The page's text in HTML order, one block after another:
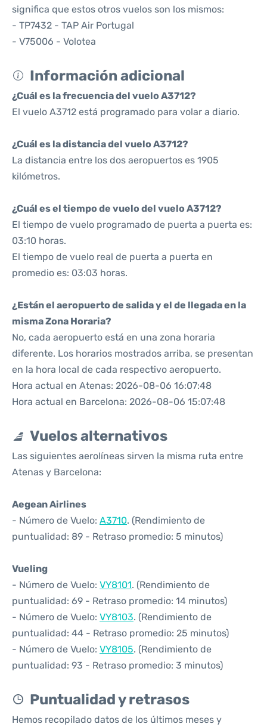
significa que estos otros vuelos son los mismos:
- TP7432 - TAP Air Portugal
- V75006 - Volotea
Información adicional
¿Cuál es la frecuencia del vuelo A3712?
El vuelo A3712 está programado para volar a diario.
¿Cuál es la distancia del vuelo A3712?
La distancia entre los dos aeropuertos es 1905
kilómetros.
¿Cuál es el tiempo de vuelo del vuelo A3712?
El tiempo de vuelo programado de puerta a puerta es:
03:10 horas.
El tiempo de vuelo real de puerta a puerta en
promedio es: 03:03 horas.
¿Están el aeropuerto de salida y el de llegada en la
misma Zona Horaria?
No, cada aeropuerto está en una zona horaria
diferente. Los horarios mostrados arriba, se presentan
en la hora local de cada respectivo aeropuerto.
Hora actual en Atenas: 2026-08-06 16:07:48
Hora actual en Barcelona: 2026-08-06 15:07:48
Vuelos alternativos
Las siguientes aerolíneas sirven la misma ruta entre
Atenas y Barcelona:
Aegean Airlines
- Número de Vuelo: A3710. (Rendimiento de
puntualidad: 89 - Retraso promedio: 5 minutos)
Vueling
- Número de Vuelo: VY8101. (Rendimiento de
puntualidad: 69 - Retraso promedio: 14 minutos)
- Número de Vuelo: VY8103. (Rendimiento de
puntualidad: 44 - Retraso promedio: 25 minutos)
- Número de Vuelo: VY8105. (Rendimiento de
puntualidad: 93 - Retraso promedio: 3 minutos)
Puntualidad y retrasos
Hemos recopilado datos de los últimos meses y